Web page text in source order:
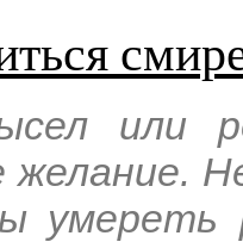
или
желание.
умереть